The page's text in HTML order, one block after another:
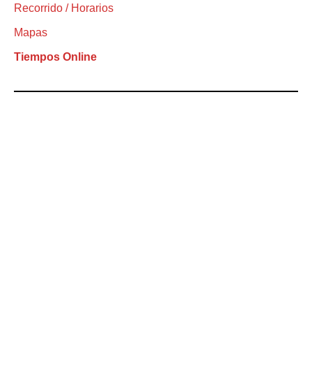
Recorrido / Horarios
Mapas
Tiempos Online